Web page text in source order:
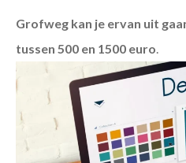
Grofweg kan je ervan uit
tussen 500 en 1500 euro.